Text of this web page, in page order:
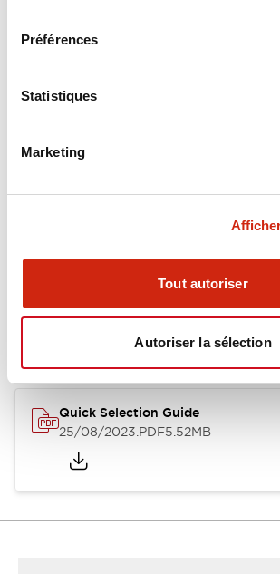
Préférences
Statistiques
Marketing
Tout autoriser
Autoriser la sélection
Documents et fichiers
Catalogues Et Brochures
12/05/2026.PDF450.14KB
25/08/2023.PDF359.51KB
Quick Selection Guide
25/08/2023.PDF5.52MB